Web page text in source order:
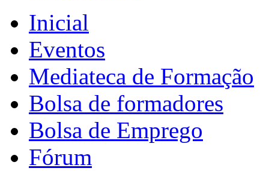
Inicial
Eventos
Mediateca de Formação
Bolsa de formadores
Bolsa de Emprego
Fórum